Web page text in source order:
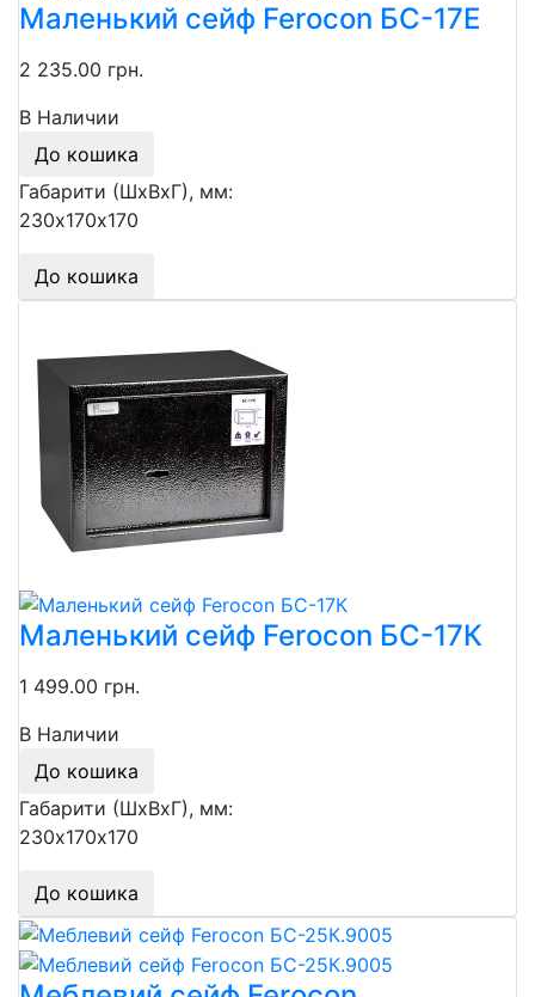
Маленький сейф Ferocon БС-17Е
2 235.00 грн.
В Наличии
До кошика
Габарити (ШхВхГ), мм:
230х170х170
До кошика
Маленький сейф Ferocon БС-17К
1 499.00 грн.
В Наличии
До кошика
Габарити (ШхВхГ), мм:
230х170х170
До кошика